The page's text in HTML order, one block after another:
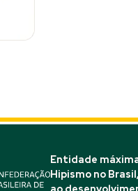
Entidade
Hipismo no